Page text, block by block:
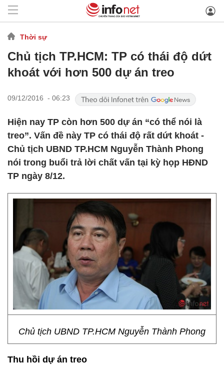
Thời sự
Chủ tịch TP.HCM: TP có thái độ dứt
khoát với hơn 500 dự án treo
09/12/2016 - 06:23
Hiện nay TP còn hơn 500 dự án “có thể nói là
treo”. Vấn đề này TP có thái độ rất dứt khoát -
Chủ tịch UBND TP.HCM Nguyễn Thành Phong
nói trong buổi trả lời chất vấn tại kỳ họp HĐND
TP ngày 8/12.
Chủ tịch UBND TP.HCM Nguyễn Thành Phong
Thu hồi dự án treo